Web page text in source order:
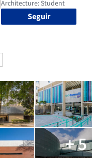
Seguir
+ 5